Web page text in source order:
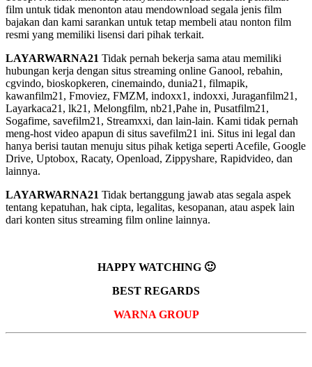
film untuk tidak menonton atau mendownload segala jenis film
bajakan dan kami sarankan untuk tetap membeli atau nonton film
resmi yang memiliki lisensi dari pihak terkait.
LAYARWARNA21 Tidak pernah bekerja sama atau memiliki
hubungan kerja dengan situs streaming online Ganool, rebahin,
cgvindo, bioskopkeren, cinemaindo, dunia21, filmapik,
kawanfilm21, Fmoviez, FMZM, indoxx1, indoxxi, Juraganfilm21,
Layarkaca21, lk21, Melongfilm, nb21,Pahe in, Pusatfilm21,
Sogafime, savefilm21, Streamxxi, dan lain-lain. Kami tidak pernah
meng-host video apapun di situs savefilm21 ini. Situs ini legal dan
hanya berisi tautan menuju situs pihak ketiga seperti Acefile, Google
Drive, Uptobox, Racaty, Openload, Zippyshare, Rapidvideo, dan
lainnya.
LAYARWARNA21 Tidak bertanggung jawab atas segala aspek
tentang kepatuhan, hak cipta, legalitas, kesopanan, atau aspek lain
dari konten situs streaming film online lainnya.
HAPPY WATCHING 🙂
BEST REGARDS
WARNA GROUP